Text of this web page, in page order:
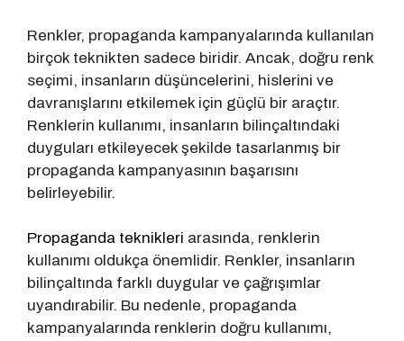
Renkler, propaganda kampanyalarında kullanılan
birçok teknikten sadece biridir. Ancak, doğru renk
seçimi, insanların düşüncelerini, hislerini ve
davranışlarını etkilemek için güçlü bir araçtır.
Renklerin kullanımı, insanların bilinçaltındaki
duyguları etkileyecek şekilde tasarlanmış bir
propaganda kampanyasının başarısını
belirleyebilir.
Propaganda teknikleri arasında, renklerin
kullanımı oldukça önemlidir. Renkler, insanların
bilinçaltında farklı duygular ve çağrışımlar
uyandırabilir. Bu nedenle, propaganda
kampanyalarında renklerin doğru kullanımı,